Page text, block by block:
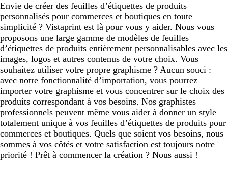
Envie de créer des feuilles d’étiquettes de produits
personnalisés pour commerces et boutiques en toute
simplicité ? Vistaprint est là pour vous y aider. Nous vous
proposons une large gamme de modèles de feuilles
d’étiquettes de produits entièrement personnalisables avec les
images, logos et autres contenus de votre choix. Vous
souhaitez utiliser votre propre graphisme ? Aucun souci :
avec notre fonctionnalité d’importation, vous pourrez
importer votre graphisme et vous concentrer sur le choix des
produits correspondant à vos besoins. Nos graphistes
professionnels peuvent même vous aider à donner un style
totalement unique à vos feuilles d’étiquettes de produits pour
commerces et boutiques. Quels que soient vos besoins, nous
sommes à vos côtés et votre satisfaction est toujours notre
priorité ! Prêt à commencer la création ? Nous aussi !